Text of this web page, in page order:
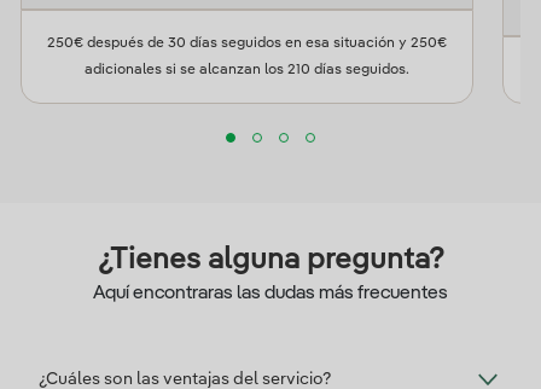
250€ después de 30 días seguidos en esa situación y 250€
adicionales si se alcanzan los 210 días seguidos.
¿Tienes alguna pregunta?
Aquí encontraras las dudas más frecuentes
¿Cuáles son las ventajas del servicio?